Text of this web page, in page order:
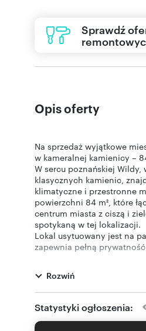
Sprawdź
Opis oferty
Na sprzedaż wyjątkowe
w kameralnej kamienicy –
W sercu poznańskiej Wildy,
klasycznych kamienic,
klimatyczne i przestronne
powierzchni 84 m², które
centrum miasta z ciszą i
spotykaną w tej lokalizacji.
Lokal usytuowany jest na
zapewnia pełną
ponadczasowy charakter
Wnętrze zostało
przemyślany i funkcjonalny.
mieszkania składają się:
- trzy przestronne, ustawne
Rozwiń
Statystyki ogłoszenia: